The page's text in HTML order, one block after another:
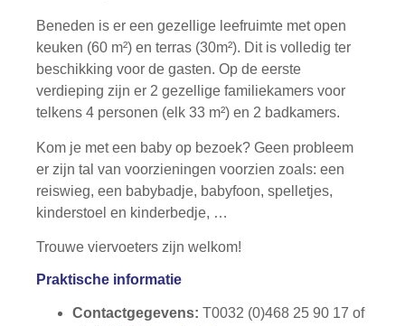
Beneden is er een gezellige leefruimte met open
keuken (60 m²) en terras (30m²). Dit is volledig ter
beschikking voor de gasten. Op de eerste
verdieping zijn er 2 gezellige familiekamers voor
telkens 4 personen (elk 33 m²) en 2 badkamers.
Kom je met een baby op bezoek? Geen probleem
er zijn tal van voorzieningen voorzien zoals: een
reiswieg, een babybadje, babyfoon, spelletjes,
kinderstoel en kinderbedje, …
Trouwe viervoeters zijn welkom!
Praktische informatie
Contactgegevens: T0032 (0)468 25 90 17 of